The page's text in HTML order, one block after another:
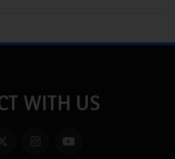
WITH US